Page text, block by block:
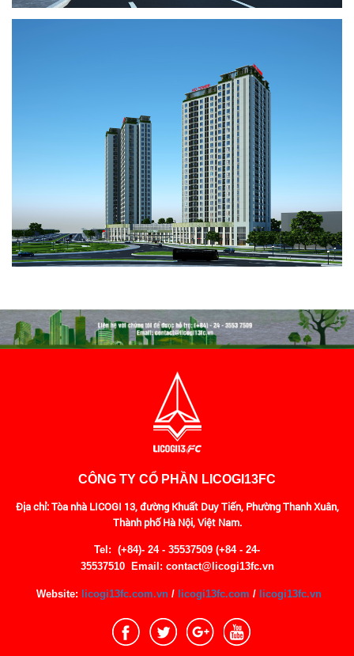
CÔNG TY CỔ PHẦN LICOGI13FC
Địa chỉ: Tòa nhà LICOGI 13, đường Khuất Duy Tiến, Phường Thanh Xuân,
Thành phố Hà Nội, Việt Nam.
Tel: (+84)- 24 - 35537509 (+84 - 24-
35537510
Email: contact@licogi13fc.vn
Website: licogi13fc.com.vn/ licogi13fc.com / licogi13fc.vn